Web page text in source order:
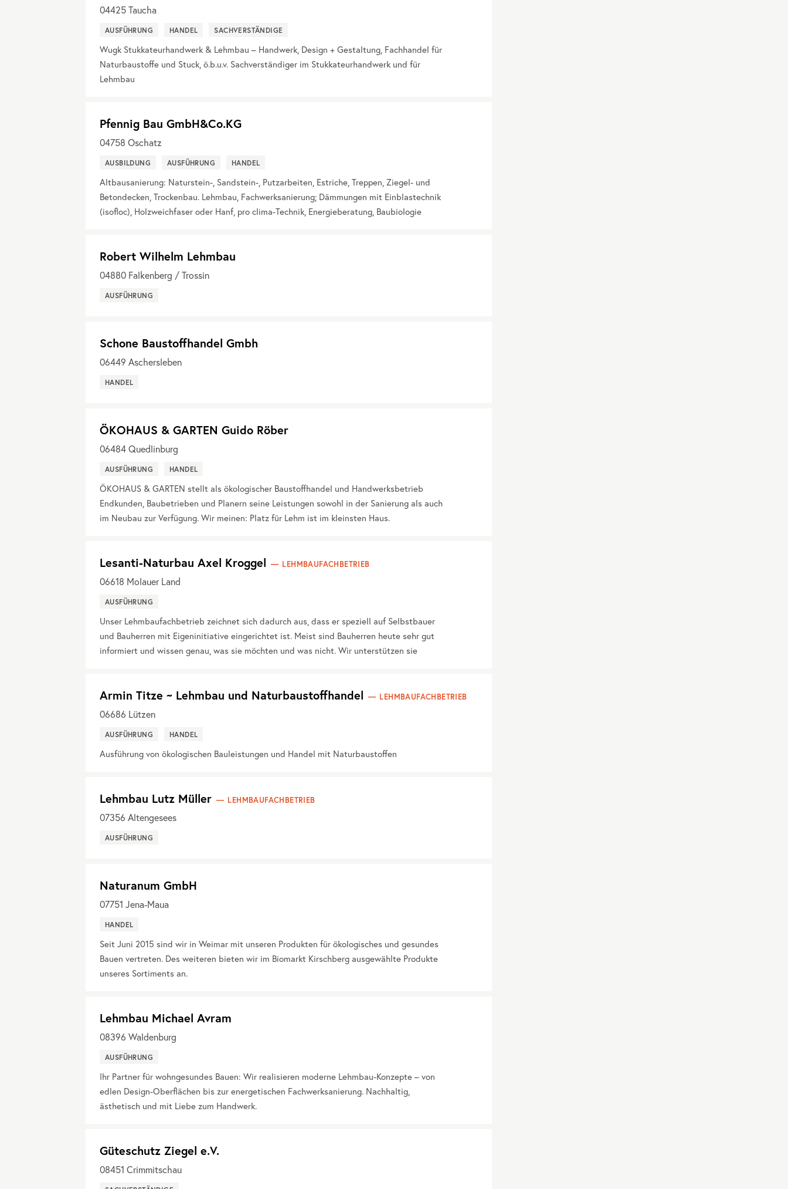
04425 Taucha
AUSFÜHRUNG HANDEL SACHVERSTÄNDIGE
Wugk Stukkateurhandwerk & Lehmbau – Handwerk, Design + Gestaltung, Fachhandel für
Naturbaustoffe und Stuck, ö.b.u.v. Sachverständiger im Stukkateurhandwerk und für
Lehmbau
Pfennig Bau GmbH&Co.KG
04758 Oschatz
AUSBILDUNG AUSFÜHRUNG HANDEL
Altbausanierung: Naturstein-, Sandstein-, Putzarbeiten, Estriche, Treppen, Ziegel- und
Betondecken, Trockenbau. Lehmbau, Fachwerksanierung; Dämmungen mit Einblastechnik
(isofloc), Holzweichfaser oder Hanf, pro clima-Technik, Energieberatung, Baubiologie
Robert Wilhelm Lehmbau
04880 Falkenberg / Trossin
AUSFÜHRUNG
Schone Baustoffhandel Gmbh
06449 Aschersleben
HANDEL
ÖKOHAUS & GARTEN Guido Röber
06484 Quedlinburg
AUSFÜHRUNG HANDEL
ÖKOHAUS & GARTEN stellt als ökologischer Baustoffhandel und Handwerksbetrieb
Endkunden, Baubetrieben und Planern seine Leistungen sowohl in der Sanierung als auch
im Neubau zur Verfügung. Wir meinen: Platz für Lehm ist im kleinsten Haus.
Lesanti-Naturbau Axel Kroggel LEHMBAUFACHBETRIEB
06618 Molauer Land
AUSFÜHRUNG
Unser Lehmbaufachbetrieb zeichnet sich dadurch aus, dass er speziell auf Selbstbauer
und Bauherren mit Eigeninitiative eingerichtet ist. Meist sind Bauherren heute sehr gut
informiert und wissen genau, was sie möchten und was nicht. Wir unterstützen sie
Armin Titze ~ Lehmbau und Naturbaustoffhandel LEHMBAUFACHBETRIEB
06686 Lützen
AUSFÜHRUNG HANDEL
Ausführung von ökologischen Bauleistungen und Handel mit Naturbaustoffen
Lehmbau Lutz Müller LEHMBAUFACHBETRIEB
07356 Altengesees
AUSFÜHRUNG
Naturanum GmbH
07751 Jena-Maua
HANDEL
Seit Juni 2015 sind wir in Weimar mit unseren Produkten für ökologisches und gesundes
Bauen vertreten. Des weiteren bieten wir im Biomarkt Kirschberg ausgewählte Produkte
unseres Sortiments an.
Lehmbau Michael Avram
08396 Waldenburg
AUSFÜHRUNG
Ihr Partner für wohngesundes Bauen: Wir realisieren moderne Lehmbau-Konzepte – von
edlen Design-Oberflächen bis zur energetischen Fachwerksanierung. Nachhaltig,
ästhetisch und mit Liebe zum Handwerk.
Güteschutz Ziegel e.V.
08451 Crimmitschau